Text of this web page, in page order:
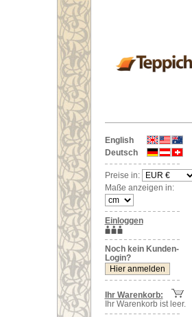
English
Deutsch
Preise in:
Maße anzeigen in:
Einloggen
Noch kein Kunden-
Login?
Ihr Warenkorb:
Ihr Warenkorb ist leer.